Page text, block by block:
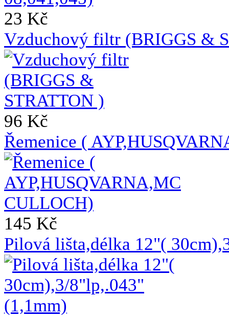
23 Kč
Vzduchový filtr (BRIGGS &
96 Kč
Řemenice (
145 Kč
Pilová lišta,délka 12"(